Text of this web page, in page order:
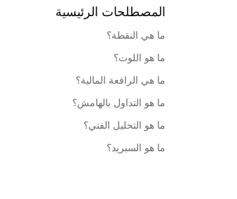
المصطلحات الرئيسية
ما هي النقطة؟
ما هو اللوت؟
ما هي الرافعة المالية؟
ما هو التداول بالهامش؟
ما هو التحليل الفني؟
ما هو السبريد؟